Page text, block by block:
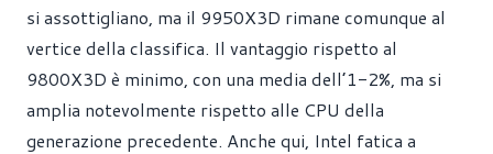
si assottigliano, ma il 9950X3D rimane comunque al
vertice della classifica. Il vantaggio rispetto al
9800X3D è minimo, con una media dell’1-2%, ma si
amplia notevolmente rispetto alle CPU della
generazione precedente. Anche qui, Intel fatica a